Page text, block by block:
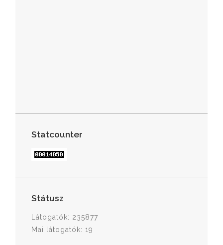
Statcounter
Státusz
Látogatók: 235877
Mai látogatók: 19